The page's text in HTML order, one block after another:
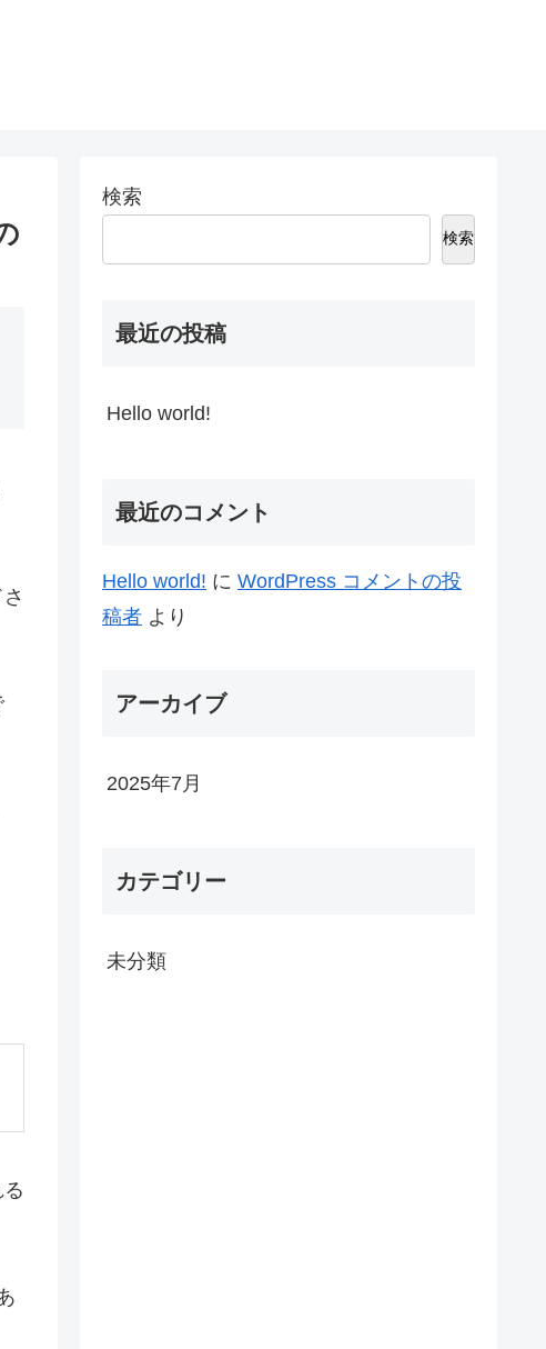
検索
検索
最近の投稿
Hello world!
最近のコメント
Hello world! に WordPress コメントの投
稿者 より
アーカイブ
2025年7月
カテゴリー
未分類